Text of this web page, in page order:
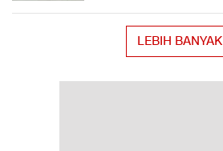
LEBIH BANYAK